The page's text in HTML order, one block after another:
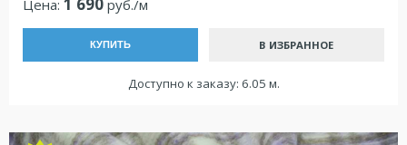
Цена: руб./м
КУПИТЬ В ИЗБРАННОЕ
Доступно к заказу: 6.05 м.